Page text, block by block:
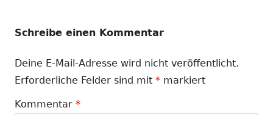
Schreibe einen Kommentar
Deine E-Mail-Adresse wird nicht veröffentlicht.
Erforderliche Felder sind mit * markiert
Kommentar *